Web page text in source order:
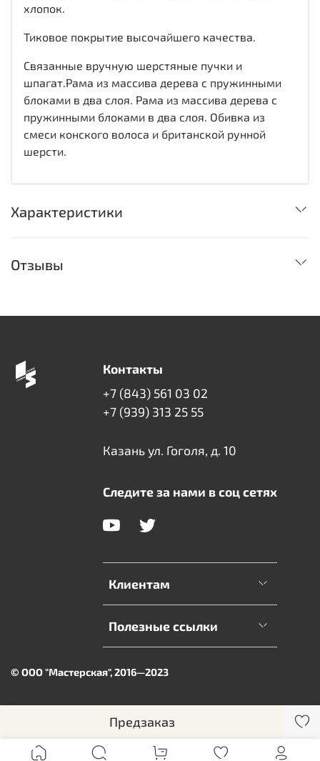
Предзаказ
хлопок.
Тиковое покрытие высочайшего качества.
Связанные вручную шерстяные пучки и
шпагат.Рама из массива дерева с пружинными
блоками в два слоя. Рама из массива дерева с
пружинными блоками в два слоя. Обивка из
смеси конского волоса и британской рунной
шерсти.
Характеристики
Отзывы
Клиентам
Полезные ссылки
Контакты
+7 (843) 561 03 02
+7 (939) 313 25 55
Казань ул. Гоголя, д. 10
Следите за нами в соц сетях
© ООО "Мастерская", 2016—2023